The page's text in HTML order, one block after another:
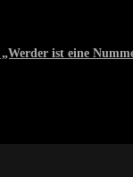
ist eine